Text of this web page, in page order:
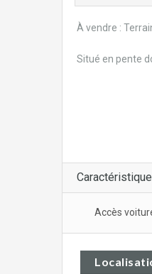
À vendre :
Situé en pente
Accès